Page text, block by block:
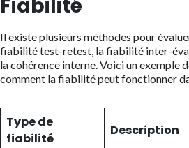
Fiabilité
Il existe plusieurs méthodes pour
fiabilité test-retest, la fiabilité inter-
la cohérence interne. Voici un exemple
comment la fiabilité peut fonctionner
Type de
fiabilité
Description